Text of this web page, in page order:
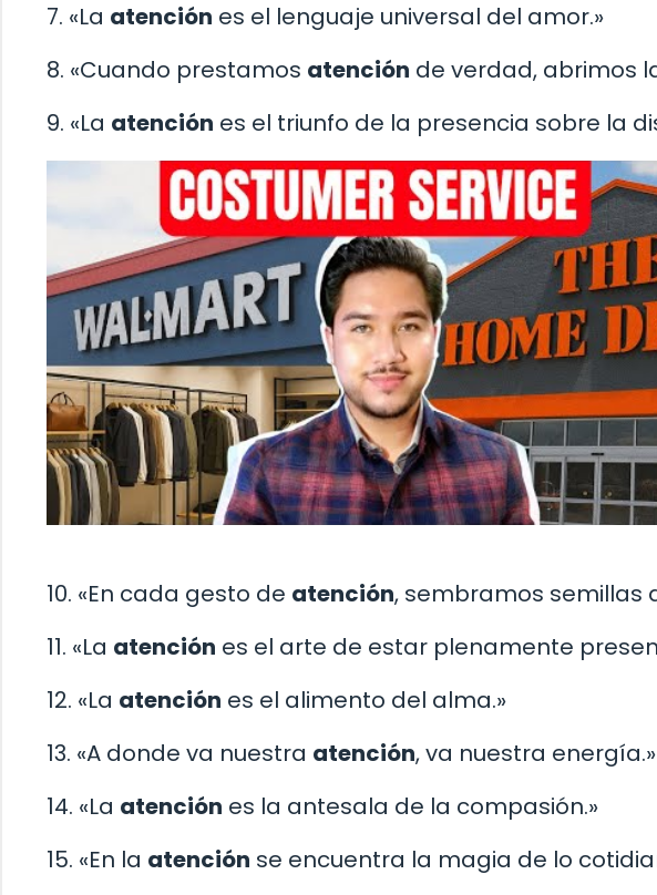
7. «La atención es el lenguaje universal del amor.»
8. «Cuando prestamos atención de verdad, abrimos
9. «La atención es el triunfo de la presencia sobre la
10. «En cada gesto de atención, sembramos semillas
11. «La atención es el arte de estar plenamente
12. «La atención es el alimento del alma.»
13. «A donde va nuestra atención, va nuestra energía.»
14. «La atención es la antesala de la compasión.»
15. «En la atención se encuentra la magia de lo